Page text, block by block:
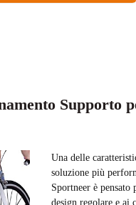
Supporto
Una delle
soluzione più
Sportneer è
design regolare e ai